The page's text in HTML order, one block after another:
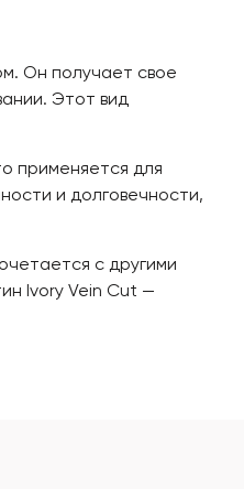
Он получает свое
Этот вид
применяется для
и долговечности,
с другими
Ivory Vein Cut —